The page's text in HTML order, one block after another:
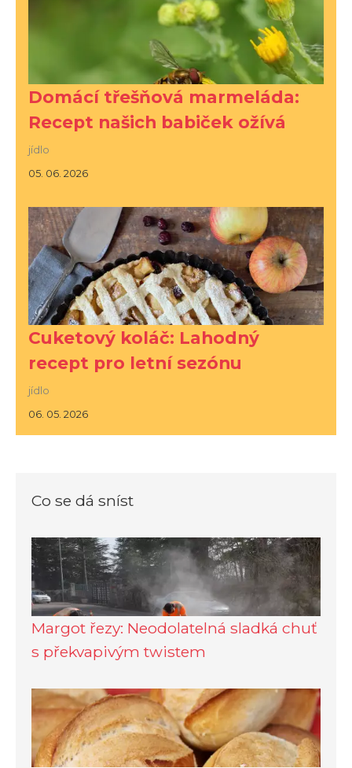
Domácí třešňová marmeláda:
Recept našich babiček ožívá
jídlo
05. 06. 2026
Cuketový koláč: Lahodný
recept pro letní sezónu
jídlo
06. 05. 2026
Co se dá sníst
Margot řezy: Neodolatelná sladká chuť
s překvapivým twistem